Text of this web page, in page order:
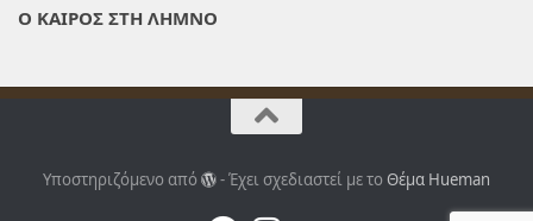
Ο ΚΑΙΡΟΣ ΣΤΗ ΛΗΜΝΟ
Υποστηριζόμενο από - Έχει σχεδιαστεί με το Θέμα Ηueman